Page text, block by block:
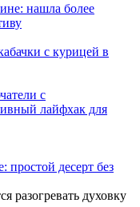
нашла более
с курицей в
с
лайфхак для
простой десерт без
разогревать духовку